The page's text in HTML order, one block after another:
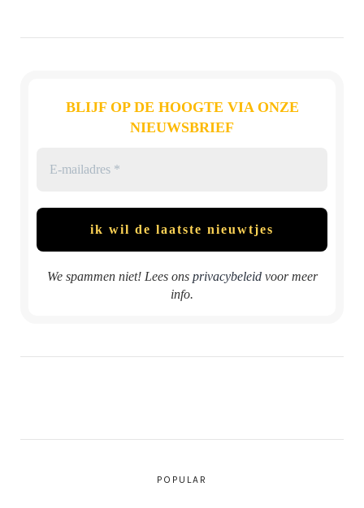
BLIJF OP DE HOOGTE VIA ONZE
NIEUWSBRIEF
We spammen niet! Lees ons privacybeleidvoor meer
info.
POPULAR